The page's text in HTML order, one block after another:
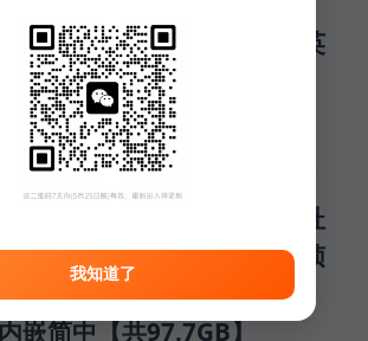
4K HQ 60FPS 国英
HiveWeb
✗ 失效
(2025) 4K HDR SDR DV杜
HQ高码率 60帧
嵌简中【共97.7GB】
我知道了